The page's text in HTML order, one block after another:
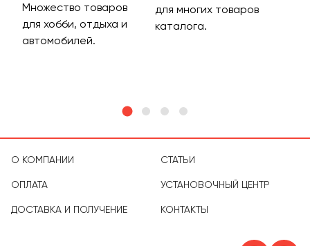
Множество товаров
для хобби, отдыха и
автомобилей.
для многих товаров
каталога.
О КОМПАНИИ
ОПЛАТА
ДОСТАВКА И ПОЛУЧЕНИЕ
СТАТЬИ
УСТАНОВОЧНЫЙ ЦЕНТР
КОНТАКТЫ